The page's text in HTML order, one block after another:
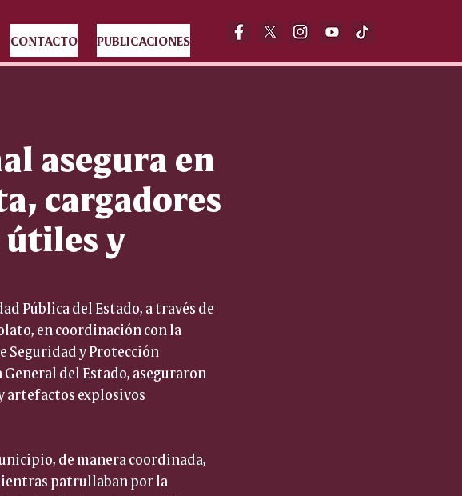
CONTACTO PUBLICACIONES
asegura en
cargadores
útiles y
Pública del Estado, a través de
en coordinación con la
Seguridad y Protección
del Estado, aseguraron
artefactos explosivos
de manera coordinada,
patrullaban por la